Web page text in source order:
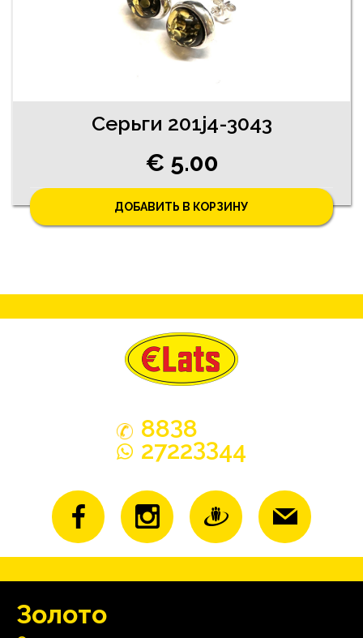
Серьги 201j4-3043
€ 5.00
ДОБАВИТЬ В КОРЗИНУ
8838
27223344
Зoлoтo